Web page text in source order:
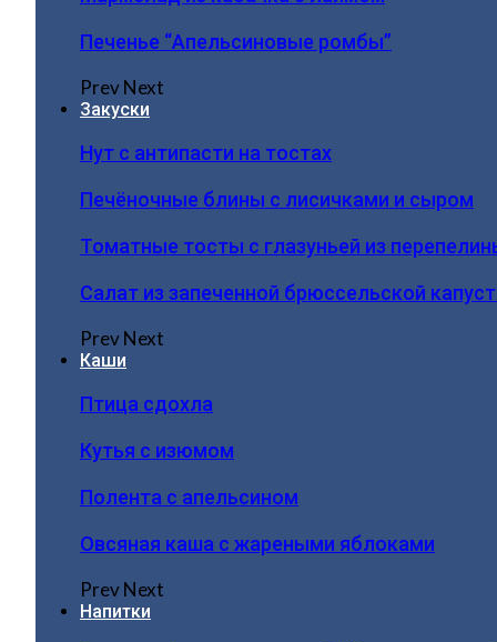
Печенье “Апельсиновые ромбы”
PrevNext
Закуски
Нут с антипасти на тостах
Печёночные блины с лисичками и сыром
Томатные тосты с глазуньей из
Салат из запеченной брюссельской
PrevNext
Каши
Птица сдохла
Кутья с изюмом
Полента с апельсином
Овсяная каша с жареными яблоками
PrevNext
Напитки